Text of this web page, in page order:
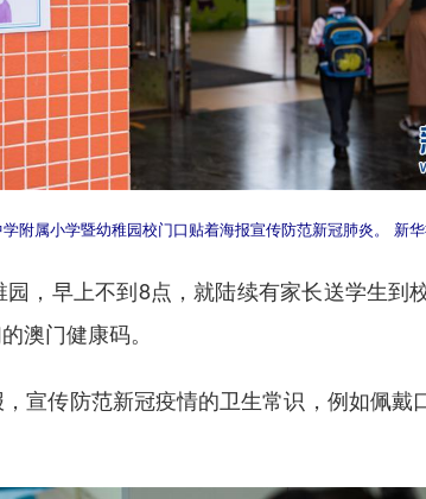
附属小学暨幼稚园校门口贴着海报宣传防范新冠肺炎。 新
早上不到8点，就陆续有家长送学生到
澳门健康码。
传防范新冠疫情的卫生常识，例如佩戴